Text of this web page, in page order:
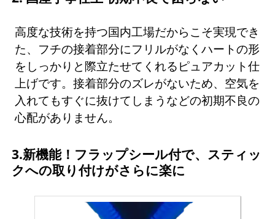
高度な技術を持つ国内工場だからこそ実現でき
た、フチの接着部分にフリルがなくハートの形
をしっかりと際立たせてくれるピュアカット仕
上げです。接着部分のズレがないため、空気を
入れてもすぐに抜けてしまうなどの初期不良の
心配がありません。
3.新機能！フラップシール付で、スティッ
クへの取り付けがさらに楽に